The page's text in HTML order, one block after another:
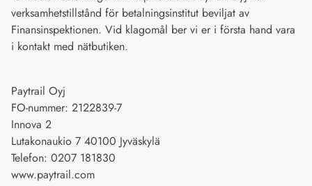
verksamhetstillstånd för betalningsinstitut beviljat av
Finansinspektionen. Vid klagomål ber vi er i första hand vara
i kontakt med nätbutiken.
Paytrail Oyj
FO-nummer: 2122839-7
Innova 2
Lutakonaukio 7 40100 Jyväskylä
Telefon: 0207 181830
www.paytrail.com